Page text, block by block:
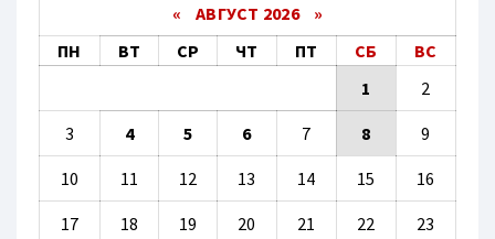
« АВГУСТ 2026 »
ПН
ВТ СР ЧТ ПТ СБ
ВС
1
2
3 4 5 6 7 8 9
10 11 12 13 14 15 16
17 18 19 20 21 22 23